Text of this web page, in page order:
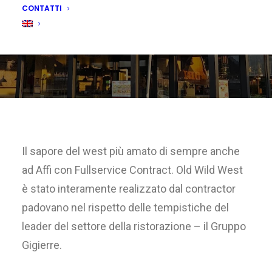
CONTATTI
Il sapore del west più amato di sempre anche
ad Affi con Fullservice Contract. Old Wild West
è stato interamente realizzato dal contractor
padovano nel rispetto delle tempistiche del
leader del settore della ristorazione – il Gruppo
Gigierre.